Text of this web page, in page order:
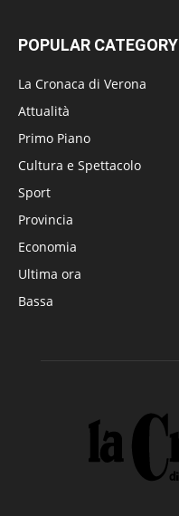
POPULAR CATEGORY
La Cronaca di Verona
Attualità
Primo Piano
Cultura e Spettacolo
Sport
Provincia
Economia
Ultima ora
Bassa